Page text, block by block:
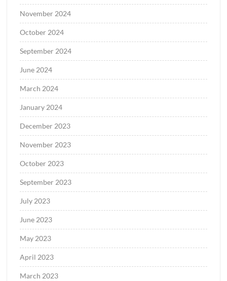
November 2024
October 2024
September 2024
June 2024
March 2024
January 2024
December 2023
November 2023
October 2023
September 2023
July 2023
June 2023
May 2023
April 2023
March 2023